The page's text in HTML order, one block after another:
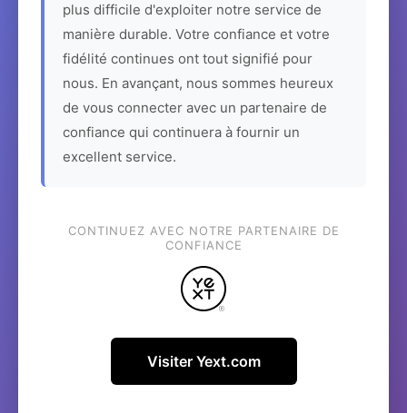
plus difficile d'exploiter notre service de
manière durable. Votre confiance et votre
fidélité continues ont tout signifié pour
nous. En avançant, nous sommes heureux
de vous connecter avec un partenaire de
confiance qui continuera à fournir un
excellent service.
CONTINUEZ AVEC NOTRE PARTENAIRE DE
CONFIANCE
Visiter Yext.com